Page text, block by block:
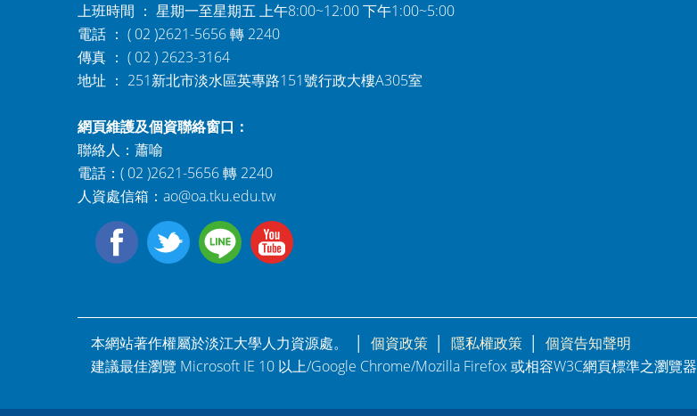
上班時間 ： 星期一至星期五 上午8:00~12:00 下午1:00~5:00
電話 ： ( 02 )2621-5656 轉 2240
傳真 ： ( 02 ) 2623-3164
地址 ： 251新北市淡水區英專路151號行政大樓A305室
網頁維護及個資聯絡窗口：
聯絡人：蕭喻
電話：( 02 )2621-5656 轉 2240
人資處信箱： ao@oa.tku.edu.tw
本網站著作權屬於淡江大學人力資源處。 │ 個資政策 隱私權政策
個資告知聲明
建議最佳瀏覽 Microsoft IE 10 以上/Google Chrome/Mozilla Firefox 或相容W3C網頁標準之瀏覽器